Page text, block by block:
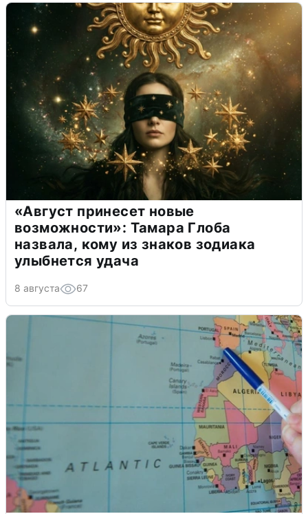
«Август принесет новые
возможности»: Тамара Глоба
назвала, кому из знаков зодиака
улыбнется удача
8 августа 67